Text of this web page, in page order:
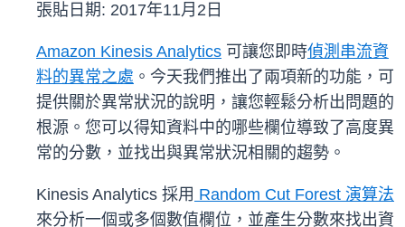
張貼日期: 2017年11月2日
Amazon Kinesis Analytics 可讓您即時偵測串流資
料的異常之處 。今天我們推出了兩項新的功能，可
提供關於異常狀況的說明，讓您輕鬆分析出問題的
根源。您可以得知資料中的哪些欄位導致了高度異
常的分數，並找出與異常狀況相關的趨勢。
Kinesis Analytics 採用 Random Cut Forest 演算法
來分析一個或多個數值欄位，並產生分數來找出資